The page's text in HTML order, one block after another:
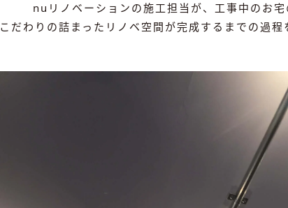
nuリノベーションの施工担当が、工事中のお宅
こだわりの詰まったリノベ空間が完成するまでの過程